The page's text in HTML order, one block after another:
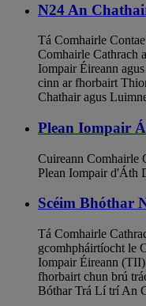
N24 An
Tá Comhairle
Comhairle Cathrach
Iompair Éireann
cinn ar fhorbairt
Chathair agus
Plean Iompair
Cuireann Comhairle
Plean Iompair d'Áth
Scéim Bhóthar
Tá Comhairle
gcomhpháirtíocht le
Iompair Éireann
fhorbairt chun brú
Bóthar Trá Lí trí An